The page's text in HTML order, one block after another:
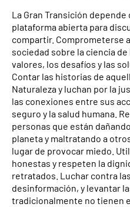
La Gran Transición
plataforma abierta para
compartir. Comprometerse
sociedad sobre la ciencia
valores, los desafíos y las
Contar las historias de
Naturaleza y luchan por la
las conexiones entre sus
seguro y la salud humana.
personas que están
planeta y maltratando a
lugar de provocar miedo.
honestas y respeten la
retratados. Luchar contra
desinformación, y levantar
tradicionalmente no tienen